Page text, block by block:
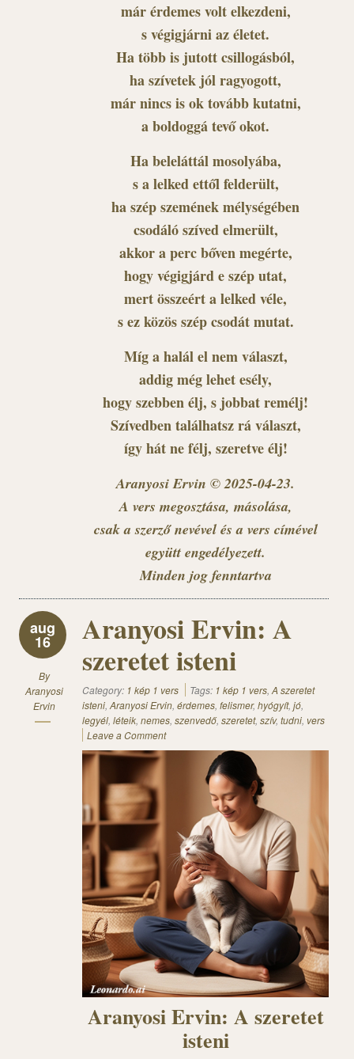
már érdemes volt elkezdeni,
s végigjárni az életet.
Ha több is jutott csillogásból,
ha szívetek jól ragyogott,
már nincs is ok tovább kutatni,
a boldoggá tevő okot.
Ha beleláttál mosolyába,
s a lelked ettől felderült,
ha szép szemének mélységében
csodáló szíved elmerült,
akkor a perc bőven megérte,
hogy végigjárd e szép utat,
mert összeért a lelked véle,
s ez közös szép csodát mutat.
Míg a halál el nem választ,
addig még lehet esély,
hogy szebben élj, s jobbat remélj!
Szívedben találhatsz rá választ,
így hát ne félj, szeretve élj!
Aranyosi Ervin © 2025-04-23.
A vers megosztása, másolása,
csak a szerző nevével és a vers címével
együtt engedélyezett.
Minden jog fenntartva
aug
16
By
Aranyosi
Ervin
Aranyosi Ervin: A
szeretet isteni
Category: 1 kép 1 vers Tags: 1 kép 1 vers, A szeretet
isteni, Aranyosi Ervin, érdemes, felismer, hyógyít, jó,
legyél, léteik, nemes, szenvedő, szeretet, szív, tudni, vers
Leave a Comment
Aranyosi Ervin: A szeretet
isteni